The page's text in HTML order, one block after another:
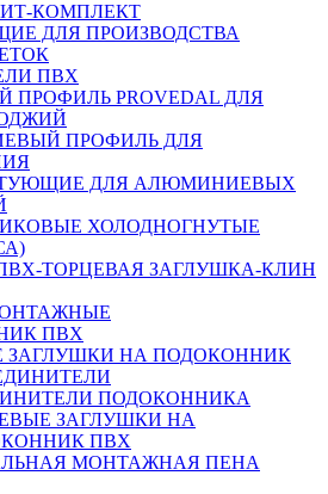
КОМПЛЕКТ
ДЛЯ ПРОИЗВОДСТВА
ПВХ
PROVEDAL ДЛЯ
ПРОФИЛЬ ДЛЯ
ДЛЯ АЛЮМИНИЕВЫХ
ХОЛОДНОГНУТЫЕ
ТОРЦЕВАЯ ЗАГЛУШКА-КЛИН
ПВХ
ЗАГЛУШКИ НА ПОДОКОННИК
ПОДОКОННИКА
ЗАГЛУШКИ НА
ПВХ
МОНТАЖНАЯ ПЕНА